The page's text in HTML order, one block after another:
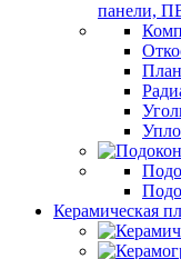
панели,
Керамическая